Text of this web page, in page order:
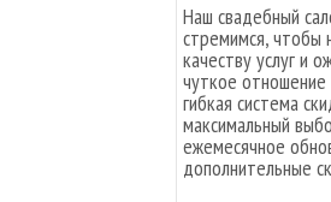
Наш свадебный
стремимся, чтобы
качеству услуг и
чуткое
гибкая система
максимальный
ежемесячное
дополнительные